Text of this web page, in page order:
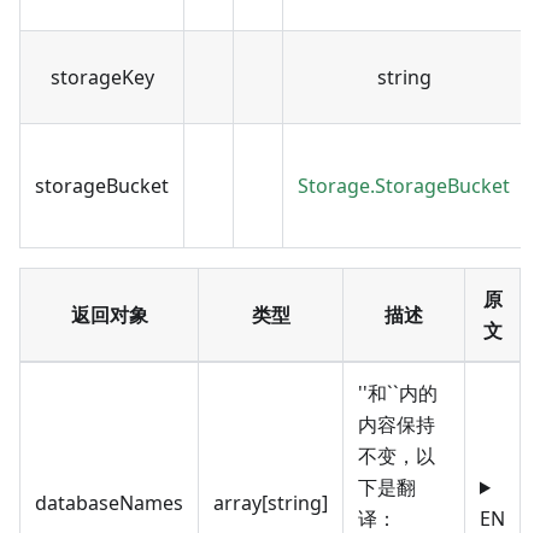
storageKey string
storageBucket Storage.StorageBucket
返回对象 类型 描述
原
文
databaseNames array[string]
''和``内的
内容保持
不变，以
下是翻
译：
EN